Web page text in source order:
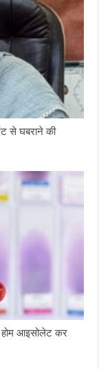
से घबराने की
होम आइसोलेट कर